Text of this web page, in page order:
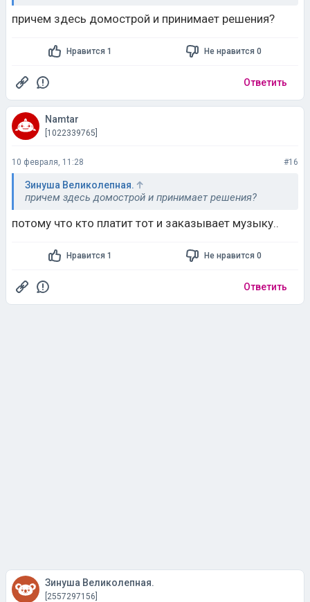
причем здесь домострой и принимает решения?
Нравится 1 Не нравится 0
Ответить
Namtar
[1022339765]
10 февраля, 11:28 #16
Зинуша Великолепная.
причем здесь домострой и принимает решения?
потому что кто платит тот и заказывает музыку..
Нравится 1 Не нравится 0
Ответить
Зинуша Великолепная.
[2557297156]